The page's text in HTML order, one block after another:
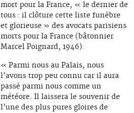
mort pour la France, « le dernier de
tous : il clôture cette liste funèbre
et glorieuse » des avocats parisiens
morts pour la France (bâtonnier
Marcel Poignard, 1946).
« Parmi nous au Palais, nous
l’avons trop peu connu car il aura
passé parmi nous comme un
météore. Il laissera le souvenir de
l’une des plus pures gloires de